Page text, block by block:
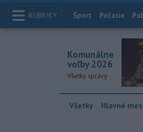
RUBRIKY Index
Šport Počasie
Komunálne
voľby 2026
Všetky správy
Všetky Hlavné